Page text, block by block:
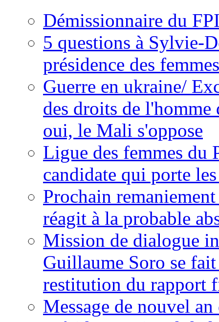
Démissionnaire du
5 questions à Sylvie-
présidence des
Guerre en ukraine/
des droits de
oui, le Mali s'oppose
Ligue des femmes du
candidate qui porte
Prochain
réagit à la probable
Mission de dialogue
Guillaume Soro se
restitution du rapport
Message de nouvel